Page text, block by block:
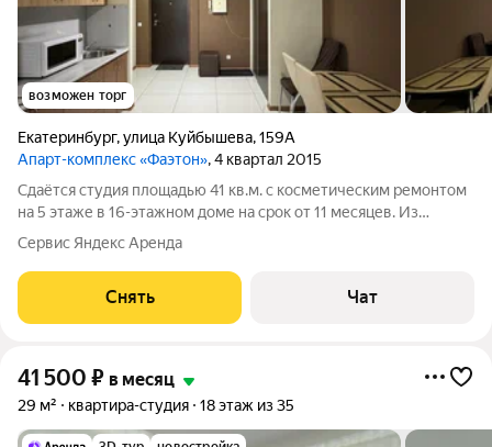
возможен торг
Екатеринбург,улица Куйбышева,159А
Апарт-комплекс «Фаэтон», 4 квартал 2015
Сдаётся студия площадью 41 кв.м. с косметическим ремонтом
на 5 этаже в 16-этажном доме на срок от 11 месяцев. Из
техники есть: Телевизор Стиральная машина Холодильник
Микроволновка Пылесос Дом - монолитный, окна выходят на
улицу. Есть консьерж.
Сервис Яндекс Аренда
Снять Чат
41 500 ₽ в месяц
29 м² квартира-студия 18 этаж из 35